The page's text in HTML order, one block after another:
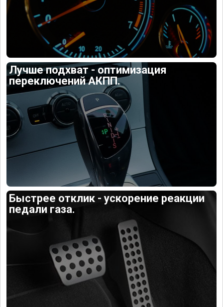
Лучше подхват - оптимизация
переключений АКПП.
Быстрее отклик - ускорение реакции
педали газа.